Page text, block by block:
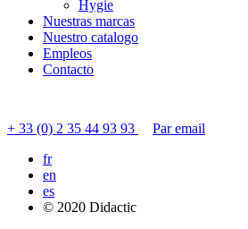
Hygie
Nuestras marcas
Nuestro catalogo
Empleos
Contacto
+ 33 (0) 2 35 44 93 93
Par email
fr
en
es
© 2020 Didactic